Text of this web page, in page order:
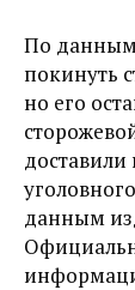
По данным
покинуть
но его
доставили
данным